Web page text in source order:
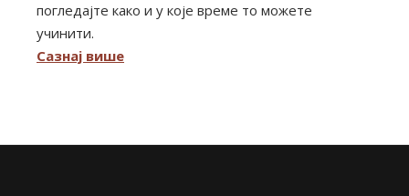
погледајте како и у које време то можете
учинити.
Сазнај више